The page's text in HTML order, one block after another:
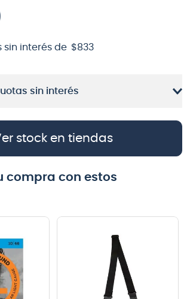
sin interés de $833
sin interés
stock en tiendas
compra con estos